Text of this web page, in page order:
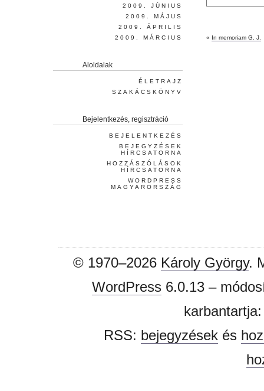
« In memoriam G. J.
2009. JÚNIUS
2009. MÁJUS
2009. ÁPRILIS
2009. MÁRCIUS
Aloldalak
ÉLETRAJZ
SZAKÁCSKÖNYV
Bejelentkezés, regisztráció
BEJELENTKEZÉS
BEJEGYZÉSEK
HÍRCSATORNA
HOZZÁSZÓLÁSOK
HÍRCSATORNA
WORDPRESS
MAGYARORSZÁG
© 1970–2026 Károly György.
WordPress6.0.13 –
RSS: bejegyzésekés